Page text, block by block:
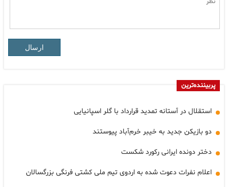
ارسال
پربیننده‌ترین
استقلال در آستانه تمدید قرارداد با گلر اسپانیایی
دو بازیکن جدید به خیبر خرم‌آباد پیوستند
دختر دونده ایرانی رکورد شکست
اعلام نفرات دعوت شده به اردوی تیم ملی کشتی فرنگی بزرگسالان